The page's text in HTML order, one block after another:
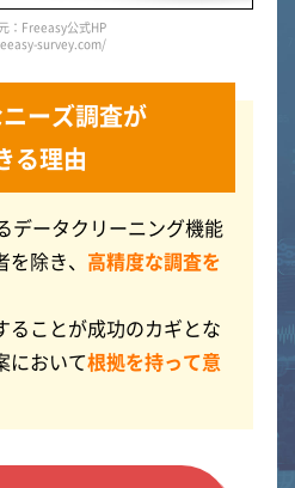
：Freeasy公式HP
survey.com/
ーズ調査が
る理由
データクリーニング機能
除き、 高精度な調査を
ることが成功のカギとな
において根拠を持って意